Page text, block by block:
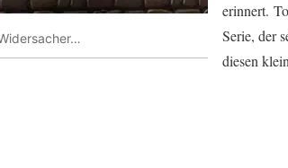
erinnert.
Serie, der
diesen